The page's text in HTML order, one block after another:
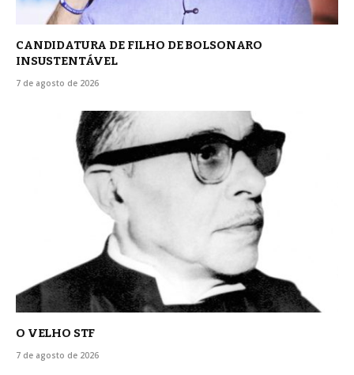
CANDIDATURA DE FILHO DE BOLSONARO
INSUSTENTÁVEL
7 de agosto de 2026
O VELHO STF
7 de agosto de 2026